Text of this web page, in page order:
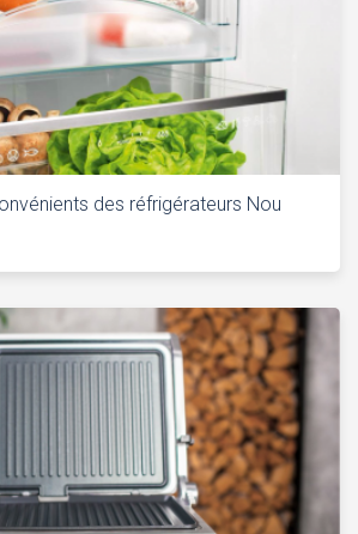
des réfrigérateurs Nou